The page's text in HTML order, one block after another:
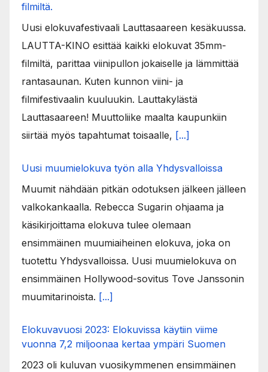
filmiltä.
Uusi elokuvafestivaali Lauttasaareen kesäkuussa.
LAUTTA-KINO esittää kaikki elokuvat 35mm-
filmiltä, parittaa viinipullon jokaiselle ja lämmittää
rantasaunan. Kuten kunnon viini- ja
filmifestivaalin kuuluukin. Lauttakylästä
Lauttasaareen! Muuttoliike maalta kaupunkiin
siirtää myös tapahtumat toisaalle, [...]
Uusi muumielokuva työn alla Yhdysvalloissa
Muumit nähdään pitkän odotuksen jälkeen jälleen
valkokankaalla. Rebecca Sugarin ohjaama ja
käsikirjoittama elokuva tulee olemaan
ensimmäinen muumiaiheinen elokuva, joka on
tuotettu Yhdysvalloissa. Uusi muumielokuva on
ensimmäinen Hollywood-sovitus Tove Janssonin
muumitarinoista. [...]
Elokuvavuosi 2023: Elokuvissa käytiin viime
vuonna 7,2 miljoonaa kertaa ympäri Suomen
2023 oli kuluvan vuosikymmenen ensimmäinen